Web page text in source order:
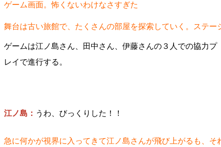
ゲーム画面。怖くないわけなさすぎた
舞台は古い旅館で、たくさんの部屋を探索していく。ステ
ゲームは江ノ島さん、田中さん、伊藤さんの３人での協力プ
レイで進行する。
江ノ島： うわ、びっくりした！！
急に何かが視界に入ってきて江ノ島さんが飛び上がるも、